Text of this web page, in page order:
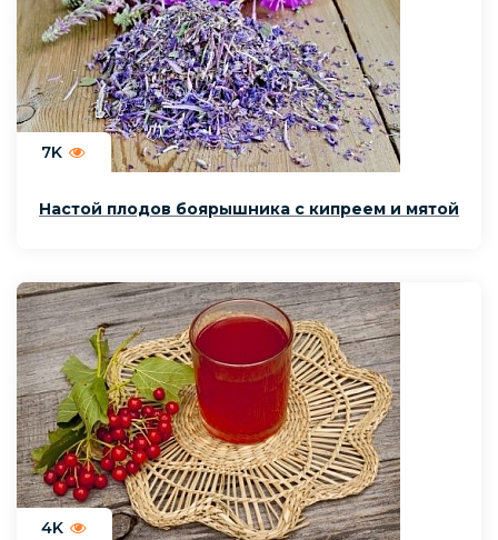
7K
Настой плодов боярышника с кипреем и мятой
4K